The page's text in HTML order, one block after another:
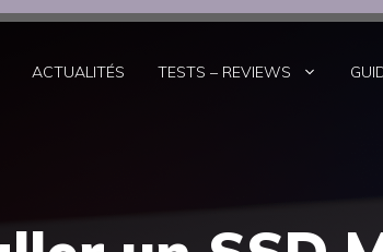
ACTUALITÉS TESTS – REVIEWS